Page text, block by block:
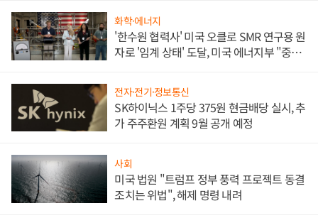
화학·에너지
'한수원 협력사' 미국 오클로 SMR 연구용 원
자로 '임계 상태' 도달, 미국 에너지부 "중요
전자·전기·정보통신
SK하이닉스 1주당 375원 현금배당 실시, 추
가 주주환원 계획 9월 공개 예정
사회
미국 법원 "트럼프 정부 풍력 프로젝트 동결
조치는 위법", 해제 명령 내려